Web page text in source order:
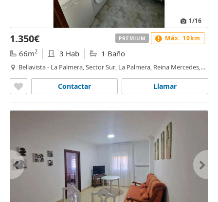
1/16
1.350€
66m2 3 Hab 1 Baño
Bellavista - La Palmera, Sector Sur, La Palmera, Reina Mercedes,
Llamar
Contactar
PREMIUM Máx. 10km